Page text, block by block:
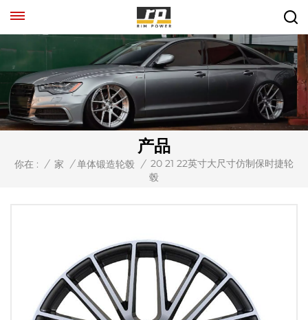
产品
你在 : / 家 / 单体锻造轮毂 / 20 21 22英寸大尺寸仿制保时捷轮
毂